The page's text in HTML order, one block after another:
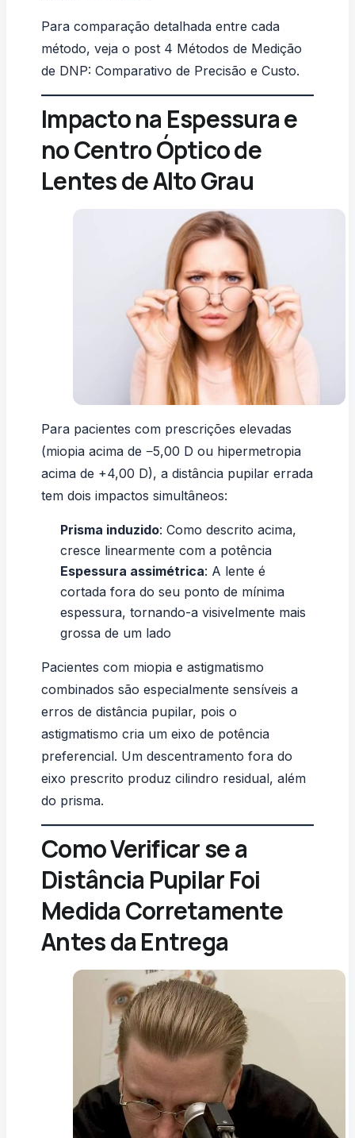
Para comparação detalhada entre cada
método, veja o post 4 Métodos de Medição
de DNP: Comparativo de Precisão e Custo.
Impacto na Espessura e
no Centro Óptico de
Lentes de Alto Grau
Para pacientes com prescrições elevadas
(miopia acima de −5,00 D ou hipermetropia
acima de +4,00 D), a distância pupilar errada
tem dois impactos simultâneos:
Prisma induzido: Como descrito acima,
cresce linearmente com a potência
Espessura assimétrica: A lente é
cortada fora do seu ponto de mínima
espessura, tornando-a visivelmente mais
grossa de um lado
Pacientes com miopia e astigmatismo
combinados são especialmente sensíveis a
erros de distância pupilar, pois o
astigmatismo cria um eixo de potência
preferencial. Um descentramento fora do
eixo prescrito produz cilindro residual, além
do prisma.
Como Verificar se a
Distância Pupilar Foi
Medida Corretamente
Antes da Entrega